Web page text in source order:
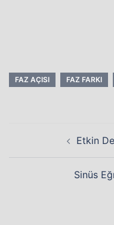
FAZ AÇISI FAZ FARKI
Etkin
Sinüs